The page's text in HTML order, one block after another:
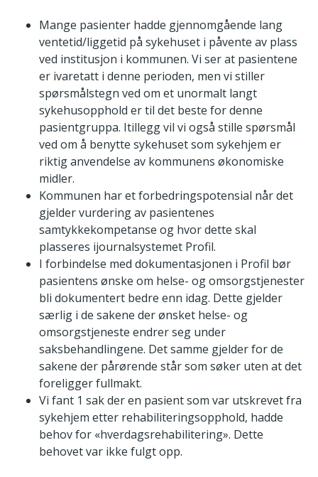
Mange pasienter hadde gjennomgående lang
ventetid/liggetid på sykehuset i påvente av plass
ved institusjon i kommunen. Vi ser at pasientene
er ivaretatt i denne perioden, men vi stiller
spørsmålstegn ved om et unormalt langt
sykehusopphold er til det beste for denne
pasientgruppa. Itillegg vil vi også stille spørsmål
ved om å benytte sykehuset som sykehjem er
riktig anvendelse av kommunens økonomiske
midler.
Kommunen har et forbedringspotensial når det
gjelder vurdering av pasientenes
samtykkekompetanse og hvor dette skal
plasseres ijournalsystemet Profil.
I forbindelse med dokumentasjonen i Profil bør
pasientens ønske om helse- og omsorgstjenester
bli dokumentert bedre enn idag. Dette gjelder
særlig i de sakene der ønsket helse- og
omsorgstjeneste endrer seg under
saksbehandlingene. Det samme gjelder for de
sakene der pårørende står som søker uten at det
foreligger fullmakt.
Vi fant 1 sak der en pasient som var utskrevet fra
sykehjem etter rehabiliteringsopphold, hadde
behov for «hverdagsrehabilitering». Dette
behovet var ikke fulgt opp.